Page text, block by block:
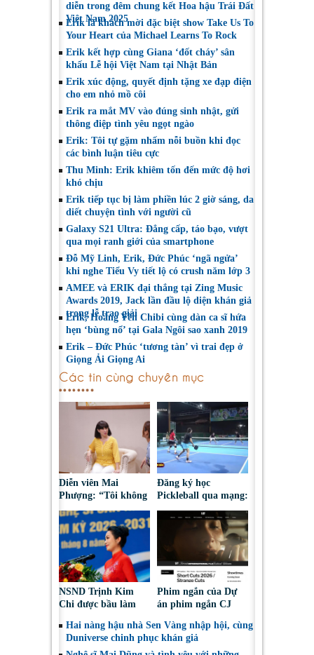
diễn trong đêm chung kết Hoa hậu Trái Đất
Việt Nam 2025
Erik là khách mời đặc biệt show Take Us To
Your Heart của Michael Learns To Rock
Erik kết hợp cùng Giana ‘đốt cháy’ sân
khấu Lễ hội Việt Nam tại Nhật Bản
Erik xúc động, quyết định tặng xe đạp điện
cho em nhỏ mồ côi
Erik ra mắt MV vào đúng sinh nhật, gửi
thông điệp tình yêu ngọt ngào
Erik: Tôi tự gặm nhấm nỗi buồn khi đọc
các bình luận tiêu cực
Thu Minh: Erik khiêm tốn đến mức độ hơi
khó chịu
Erik tiếp tục bị làm phiền lúc 2 giờ sáng, da
diết chuyện tình với người cũ
Galaxy S21 Ultra: Đẳng cấp, táo bạo, vượt
qua mọi ranh giới của smartphone
Đỗ Mỹ Linh, Erik, Đức Phúc ‘ngã ngửa’
khi nghe Tiểu Vy tiết lộ có crush năm lớp 3
AMEE và ERIK đại thắng tại Zing Music
Awards 2019, Jack lần đầu lộ diện khán giả
trong lễ trao giải
Erik, Hoàng Yến Chibi cùng dàn ca sĩ hứa
hẹn ‘bùng nổ’ tại Gala Ngôi sao xanh 2019
Erik – Đức Phúc ‘tương tàn’ vì trai đẹp ở
Giọng Ải Giọng Ai
Các tin cùng chuyên mục
Diễn viên Mai
Phượng: “Tôi không
bao giờ hối hận về
những gì mình đã
chọn”
Đăng ký học
Pickleball qua mạng:
Nguy cơ bị chiếm
đoạt tài sản
NSND Trịnh Kim
Chi được bầu làm
Nghệ sĩ Sân khấu
Việt Nam
Phim ngắn của Dự
án phim ngắn CJ
tại LHP quốc tế
Toronto 2026
Hai nàng hậu nhà Sen Vàng nhập hội, cùng
Duniverse chinh phục khán giả